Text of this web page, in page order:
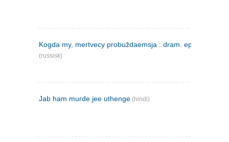
Kogda my, mertvecy probuždaemsja : dram. epilog v 3 d
(russisk)
Jab ham murde jee uthenge (hindi)